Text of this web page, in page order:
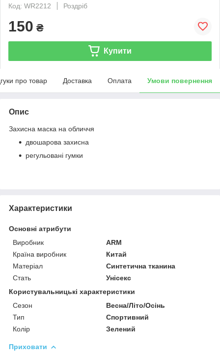
Код: WR2212
Роздріб
150 ₴
Купити
про товар Доставка Оплата Умови повернення
Опис
Захисна маска на обличчя
двошарова захисна
регульовані гумки
Характеристики
Основні атрибути
Виробник
ARM
Країна виробник
Китай
Матеріал
Синтетична тканина
Стать
Унісекс
Користувальницькі характеристики
Сезон
Весна/Літо/Осінь
Тип
Спортивний
Колір
Зелений
Приховати